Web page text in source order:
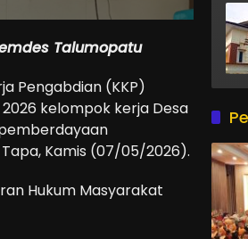
Talumopatu
Pengabdian (KKP)
kelompok kerja Desa
Kamis (07/05/2026).
Hukum Masyarakat